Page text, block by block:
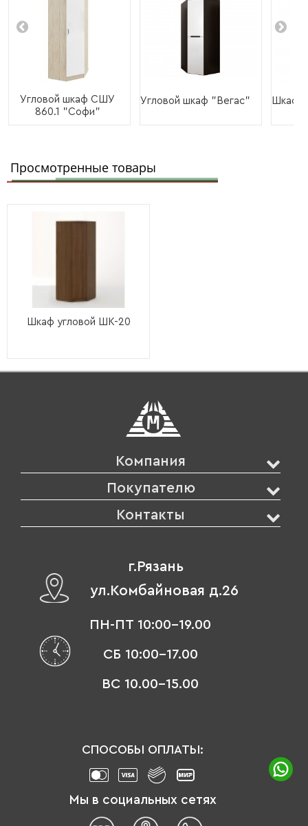
Угловой шкаф СШУ
860.1 "Софи"
Угловой шкаф "Вегас" Шкаф
Просмотренные товары
Шкаф угловой ШК-20
Компания
Покупателю
Контакты
г.Рязань
ул.Комбайновая д.26
ПН-ПТ 10:00-19.00
СБ 10:00-17.00
ВС 10.00-15.00
СПОСОБЫ ОПЛАТЫ:
Мы в социальных сетях